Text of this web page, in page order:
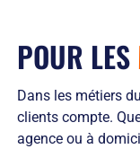
adaptons vos
POUR LES
Dans les métiers
clients compte.
agence ou à